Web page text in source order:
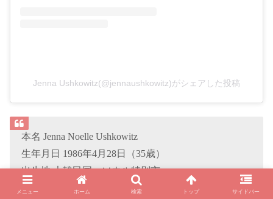
Jenna Ushkowitz(@jennaushkowitz)がシェアした投稿
本名 Jenna Noelle Ushkowitz
生年月日 1986年4月28日（35歳）
出生地 大韓民国・ソウル特別市
メニュー ホーム 検索 トップ サイドバー